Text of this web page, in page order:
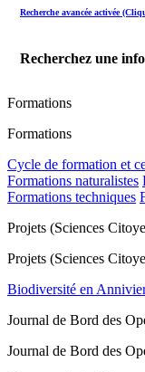
Recherche avancée activée
Recherchez une
Formations
Formations
Cycle de formation et
Formations naturalistes
Formations techniques
Projets (Sciences
Projets (Sciences
Biodiversité en
Journal de Bord des
Journal de Bord des